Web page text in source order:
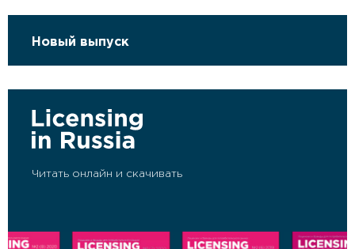
Новый выпуск
Читать онлайн и скачивать